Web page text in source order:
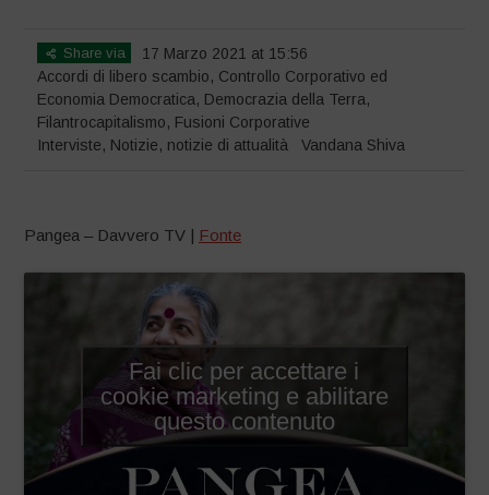
Share via
17 Marzo 2021 at 15:56
Accordi di libero scambio, Controllo Corporativo ed
Economia Democratica, Democrazia della Terra,
Filantrocapitalismo, Fusioni Corporative
Interviste, Notizie, notizie di attualità Vandana Shiva
Pangea – Davvero TV | Fonte
Fai clic per accettare i
cookie marketing e abilitare
questo contenuto